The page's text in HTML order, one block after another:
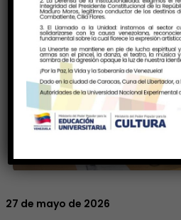
27 de mayo de 2026